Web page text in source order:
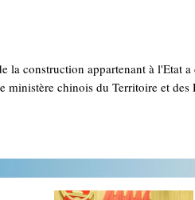
construction appartenant à l'Etat
chinois du Territoire et des